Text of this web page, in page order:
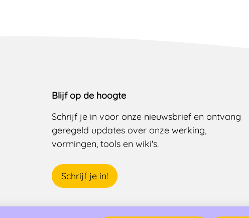
Blijf op de hoogte
Schrijf je in voor onze nieuwsbrief en ontvang
geregeld updates over onze werking,
vormingen, tools en wiki's.
Schrijf je in!